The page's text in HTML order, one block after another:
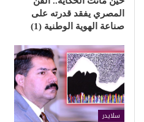
المصري يفقد قدرته على
صناعة الهوية الوطنية (1)
سلايدر